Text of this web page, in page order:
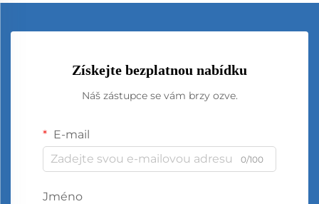
Získejte bezplatnou nabídku
Náš zástupce se vám brzy ozve.
E-mail
0/100
Jméno